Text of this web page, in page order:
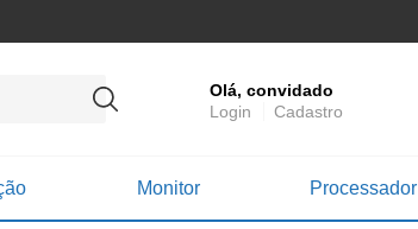
Olá, convidado
Login
Cadastro
Monitor Processador